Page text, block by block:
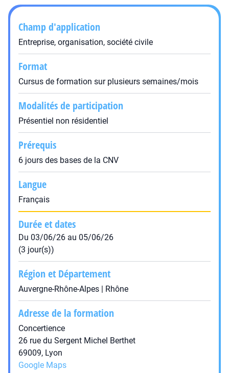
Champ d'application
Entreprise, organisation, société civile
Format
Cursus de formation sur plusieurs semaines/mois
Modalités de participation
Présentiel non résidentiel
Prérequis
6 jours des bases de la CNV
Langue
Français
Durée et dates
Du 03/06/26 au 05/06/26
(3 jour(s))
Région et Département
Auvergne-Rhône-Alpes | Rhône
Adresse de la formation
Concertience
26 rue du Sergent Michel Berthet
69009, Lyon
Google Maps